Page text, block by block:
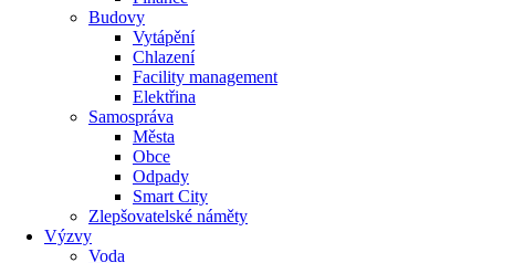
Budovy
Vytápění
Chlazení
Facility management
Elektřina
Samospráva
Města
Obce
Odpady
Smart City
Zlepšovatelské náměty
Výzvy
Voda